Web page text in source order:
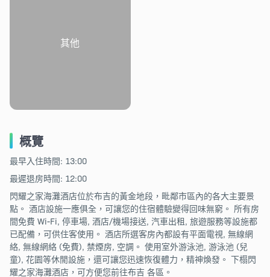
其他
概覽
最早入住時間: 13:00
最遲退房時間: 12:00
閃耀之家海灘酒店位於布吉的黃金地段，毗鄰市區內的各大主要景
點。 酒店設施一應俱全，可讓您的住宿體驗變得回味無窮。 所有房
間免費 Wi-Fi, 停車場, 酒店/機場接送, 汽車出租, 旅遊服務等設施都
已配備，可供住客使用。 酒店所選客房內都設有平面電視, 無線網
絡, 無線網絡 (免費), 禁煙房, 空調。 使用室外游泳池, 游泳池 (兒
童), 花園等休閒設施，還可讓您迅速恢復體力，精神煥發。 下榻閃
耀之家海灘酒店，可方便您前往布吉 各區。